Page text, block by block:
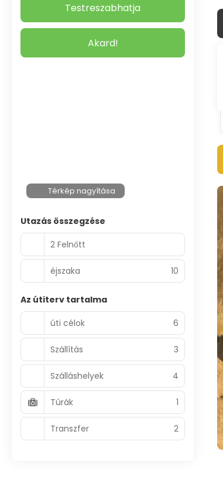
Testreszabhatja
Akard!
Térkép nagyítása
Utazás összegzése
2 Felnőtt
éjszaka 10
Az útiterv tartalma
úti célok
6
Szállítás 3
Szálláshelyek 4
Túrák 1
Transzfer 2